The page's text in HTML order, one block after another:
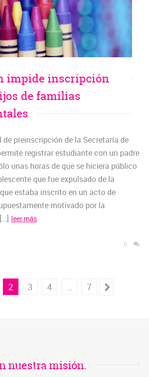
impide inscripción
de familias
preinscripción de la Secretaría de
registrar estudiante con un padre
unas horas de que se hiciera público
que fue expulsado de la
estaba inscrito en un acto de
motivado por la
leer más
0
2 3 4 7
nuestra misión.